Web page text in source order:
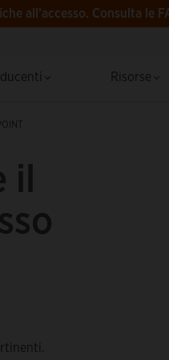
all’accesso. Consulta le
Risorse
il